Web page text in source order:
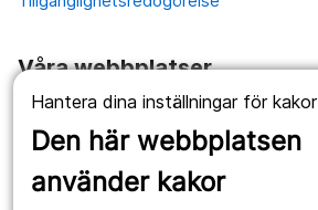
Hantera dina inställningar för kakor
Den här webbplatsen
använder kakor
Våra webbplatser
1177.se
Länstrafiken